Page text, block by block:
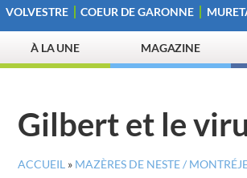
VOLVESTRE COEUR DE GARONNE
À LA UNE MAGAZINE
Gilbert et le
ACCUEIL » MAZÈRES DE NESTE /